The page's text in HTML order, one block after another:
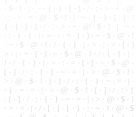
{ · } · [ · ] · / · : · > · = · @ · $ · ! · | · ~ ·
· / · { · } · | · > · : ·
· [ · ] · ~ · $ · @ ·
· ~ · $ · @ · ! · / · { · } · | · > · : · = · [ · ]
> · : · = · [ · ] · ~ · $ · @ · ! · / · { · } · |
! ·
· { · } · | · > · : · = · [ · ] · ~ · $ · @ ·
[ · ] · / · : · { · } · ~ · = · | · > · @ · $ · !
> · @ · $ · ! · [ · ] · / · : · { · } · ~ · = · |
· } · ~ · = · | · > · @ · $ · ! · [ · ] · / · : ·
· [ · ] · / · : · { · } · ~ · = · | · > · @ · $ · !
· > · = · | · / · [ · ] · { · } · : · ~ · ! · @ ·